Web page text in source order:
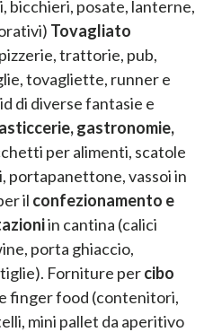
bicchieri, posate, lanterne,
Tovagliato
trattorie, pub,
tovagliette, runner e
di diverse fantasie e
gastronomie,
per alimenti, scatole
portapanettone, vassoi in
il confezionamento e
in cantina (calici
porta ghiaccio,
Forniture percibo
finger food (contenitori,
mini pallet da aperitivo